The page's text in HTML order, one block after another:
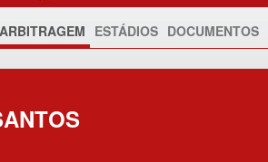
ARBITRAGEM ESTÁDIOS DOCUMENTOS